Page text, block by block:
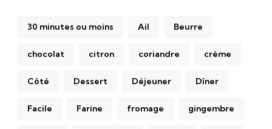
30 minutes ou moins Ail Beurre
chocolat citron coriandre crème
Côté Dessert Déjeuner Dîner
Facile Farine fromage gingembre